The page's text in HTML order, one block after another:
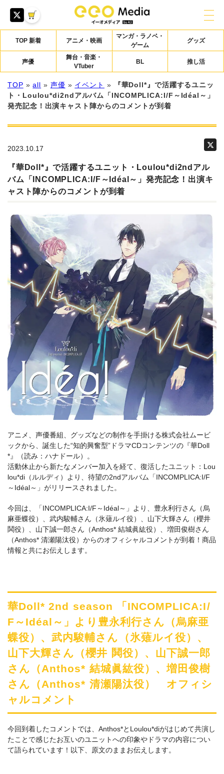
TOP 新着 アニメ・映画
マンガ・ラノベ・
ゲーム
グッズ
声優
舞台・音楽・
VTuber
BL 推し活
TOP »all » 声優 » イベント »
『華Doll*』で活躍するユニッ
ト・Loulou*di2ndアルバム「INCOMPLICA:I/F～Idéal～」
発売記念！出演キャスト陣からのコメントが到着
2023.10.17
『華Doll*』で活躍するユニット・Loulou*di2ndアル
バム「INCOMPLICA:I/F～Idéal～」発売記念！出演キ
ャスト陣からのコメントが到着
アニメ、声優番組、グッズなどの制作を手掛ける株式会社ムービ
ックから、誕生した“知的興奮型”ドラマCDコンテンツの『華Doll
*』（読み：ハナドール）。
活動休止から新たなメンバー加入を経て、復活したユニット：Lou
lou*di（ルルディ）より、待望の2ndアルバム「INCOMPLICA:I/F
～Idéal～」がリリースされました。
今回は、「INCOMPLICA:I/F～Idéal～」より、豊永利行さん（烏
麻亜蝶役）、武内駿輔さん（氷薙ルイ役）、山下大輝さん（櫻井
鬨役）、山下誠一郎さん（Anthos* 結城眞紘役）、増田俊樹さん
（Anthos* 清瀬陽汰役）からのオフィシャルコメントが到着！商品
情報と共にお伝えします。
華Doll* 2nd season 「INCOMPLICA:I/
F～Idéal～」より豊永利行さん（烏麻亜
蝶役）、武内駿輔さん（氷薙ルイ役）、
山下大輝さん（櫻井 鬨役）、山下誠一郎
さん（Anthos* 結城眞紘役）、増田俊樹
さん（Anthos* 清瀬陽汰役） オフィシ
ャルコメント
今回到着したコメントでは、Anthos*とLoulou*diがはじめて共演し
たことで感じたお互いのユニットへの印象やドラマの内容につい
て語られています！以下、原文のままお伝えします。